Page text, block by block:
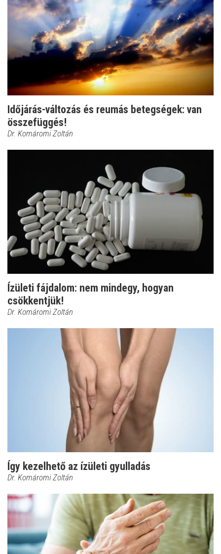
Időjárás-változás és reumás betegségek: van
összefüggés!
Dr. Komáromi Zoltán
Ízületi fájdalom: nem mindegy, hogyan
csökkentjük!
Dr. Komáromi Zoltán
Így kezelhető az ízületi gyulladás
Dr. Komáromi Zoltán